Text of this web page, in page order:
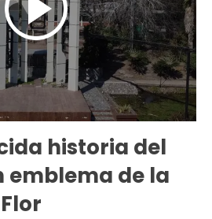
historia del
emblema de la